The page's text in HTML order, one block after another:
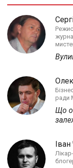
ради
Що